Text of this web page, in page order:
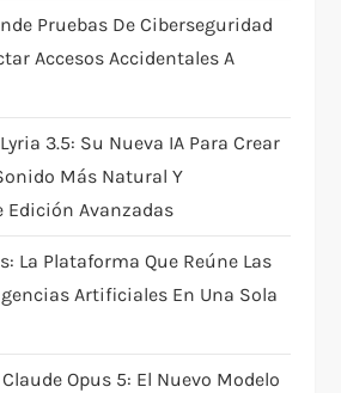
Pruebas De Ciberseguridad
Accesos Accidentales A
3.5: Su Nueva IA Para Crear
Más Natural Y
Edición Avanzadas
La Plataforma Que Reúne Las
Artificiales En Una Sola
Opus 5: El Nuevo Modelo